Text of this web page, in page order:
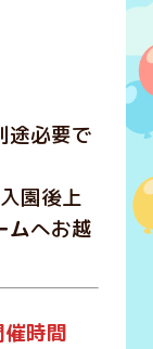
途必要で
園後上
ムへお越
催時間